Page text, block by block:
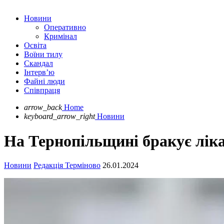
Новини
Оперативно
Кримінал
Освіта
Воїни тилу
Скандал
Інтерв’ю
Файні люди
Співпраця
arrow_back Home
keyboard_arrow_right Новини
На Тернопільщині бракує
Новини Редакція Терміново 26.01.2024